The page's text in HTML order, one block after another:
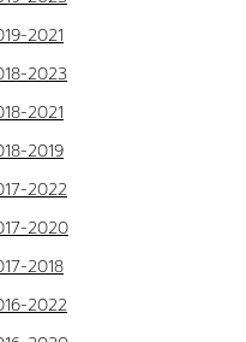
2021
2023
2021
2019
2022
2020
2018
2022